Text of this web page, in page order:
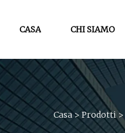
CASA CHI SIAMO
Casa> Prodotti >